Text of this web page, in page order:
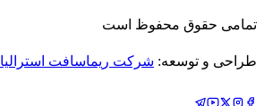
تمامی حقوق محفوظ است
طراحی و توسعه: شرکت ریماسافت استرالیا